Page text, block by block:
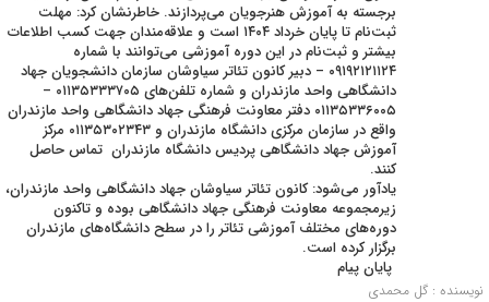
برجسته به آموزش هنرجویان می‌پردازند. خاطرنشان کرد: مهلت
ثبت‌نام تا پایان خرداد ۱۴۰۴ است و علاقه‌مندان جهت کسب اطلاعات
بیشتر و ثبت‌نام در این دوره‌ آموزشی می‌توانند با شماره
۰۹۱۹۲۱۲۱۱۲۴ – دبیر کانون تئاتر سیاوشان سازمان دانشجویان جهاد
دانشگاهی واحد مازندران و شماره تلفن‌های ۰۱۱۳۵۳۳۳۷۰۵ –
۰۱۱۳۵۳۳۶۰۰۵ دفتر معاونت فرهنگی جهاد دانشگاهی واحد مازندران
واقع در سازمان مرکزی دانشگاه مازندران و ۰۱۱۳۵۳۰۲۳۴۳ مرکز
آموزش جهاد دانشگاهی پردیس دانشگاه مازندران تماس حاصل
کنند.
یادآور می‌شود: کانون تئاتر سیاوشان جهاد دانشگاهی واحد مازندران،
زیرمجموعه معاونت فرهنگی جهاد دانشگاهی بوده و تاکنون
دوره‌های مختلف آموزشی تئاتر را در سطح دانشگاه‌های مازندران
برگزار کرده است.
پایان پیام
نویسنده : گل محمدی